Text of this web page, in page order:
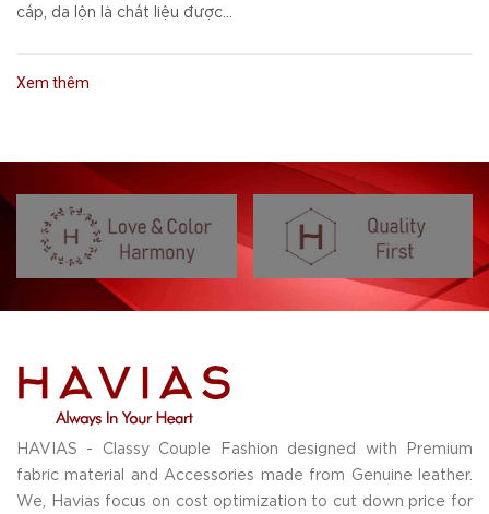
cấp, da lộn là chất liệu được...
Xem thêm
HAVIAS - Classy Couple Fashion designed with Premium
fabric material and Accessories made from Genuine leather.
We, Havias focus on cost optimization to cut down price for